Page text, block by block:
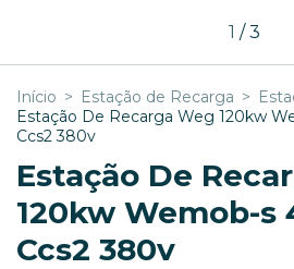
1 /3
Início > Estação de Recarga >
Estação De Recarga Weg 120kw
Ccs2 380v
Estação De
120kw Wemob-s
Ccs2 380v